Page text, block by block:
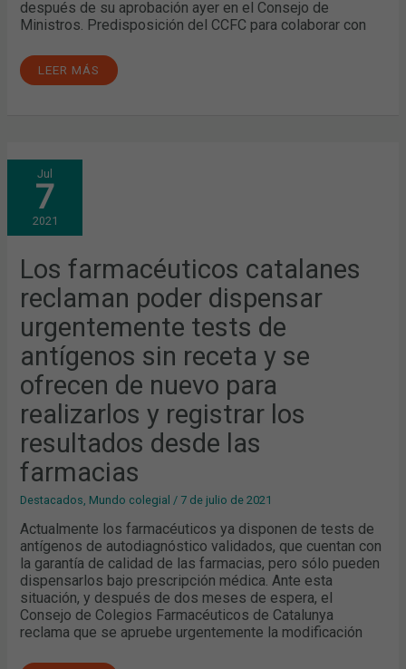
después de su aprobación ayer en el Consejo de
Ministros. Predisposición del CCFC para colaborar con
LEER MÁS
Jul
7
2021
Los farmacéuticos catalanes
reclaman poder dispensar
urgentemente tests de
antígenos sin receta y se
ofrecen de nuevo para
realizarlos y registrar los
resultados desde las
farmacias
Destacados, Mundo colegial / 7 de julio de 2021
Actualmente los farmacéuticos ya disponen de tests de
antígenos de autodiagnóstico validados, que cuentan con
la garantía de calidad de las farmacias, pero sólo pueden
dispensarlos bajo prescripción médica. Ante esta
situación, y después de dos meses de espera, el
Consejo de Colegios Farmacéuticos de Catalunya
reclama que se apruebe urgentemente la modificación
LOS
FARMACÉUTICOS
CATALANES
RECLAMAN
PODER
DISPENSAR
URGENTEMENTE
ANTÍGENOS
SIN
RECETA
Y
OFRECEN
DE
NUEVO
PARA
REALIZARLOS
LOS
RESULTADOS
DESDE
LAS